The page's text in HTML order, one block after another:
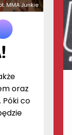
MMA Junkie
oraz
Póki co